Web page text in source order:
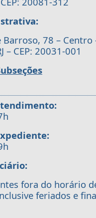
78 – Centro
– CEP: 20031-001
fora do horário
feriados e